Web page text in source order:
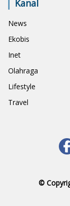
Kanal
News
Ekobis
Inet
Olahraga
Lifestyle
Travel
©